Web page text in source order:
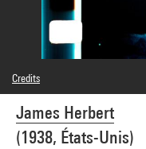
James Herbert
(1938, États-Unis)
Credits
Caption : Photogrammes
© James Herbert
Photo credits : Centre
Image reference : 4N18095